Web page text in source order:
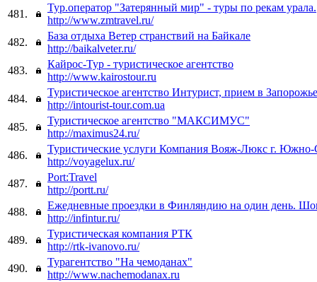
481.
Тур.оператор "Затерянный мир" - туры по рекам урала.
http://www.zmtravel.ru/
482.
База отдыха Ветер странствий на Байкале
http://baikalveter.ru/
483.
Кайрос-Тур - туристическое агентство
http://www.kairostour.ru
484.
Туристическое агентство Интурист, прием в Запорожье
http://intourist-tour.com.ua
485.
Туристическое агентство "МАКСИМУС"
http://maximus24.ru/
486.
Туристические услуги Компания Вояж-Люкс г. Южно-
http://voyagelux.ru/
487.
Port:Travel
http://portt.ru/
488.
Ежедневные проездки в Финляндию на один день.
http://infintur.ru/
489.
Туристическая компания РТК
http://rtk-ivanovo.ru/
490.
Турагентство "На чемоданах"
http://www.nachemodanax.ru